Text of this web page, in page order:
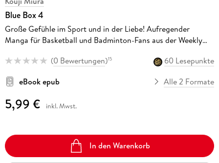
Blue Box 4
Große Gefühle im Sport und in der Liebe! Aufregender
Manga für Basketball und Badminton-Fans aus der Weekly
(0 Bewertungen)15
60 Lesepunkte
eBook epub
Alle 2 Formate
5,99 € inkl. Mwst.
In den Warenkorb